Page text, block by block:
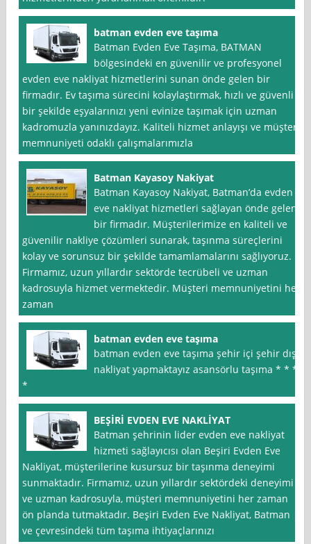
batman evden eve taşıma
Batman Evden Eve Taşıma, BATMAN
bölgesindeki en güvenilir ve profesyonel
evden eve nakliyat hizmetlerini sunan önde gelen bir
firmadır. Ev taşıma sürecini kolaylaştırmak, hızlı ve güvenli
bir şekilde eşyalarınızı yeni evinize taşımak için uzman
kadromuzla yanınızdayız. Kaliteli hizmet anlayışı ve müşteri
memnuniyeti odaklı çalışmalarımızla
Batman Kayasoy Nakiyat
Batman Kayasoy Nakiyat, Batman’da evden
eve nakliyat hizmetleri sağlayan önde gelen
bir firmadır. Müşterilerimize en kaliteli ve
güvenilir nakliye çözümleri sunarak, taşınma süreçlerini
kolay ve sorunsuz bir şekilde tamamlamalarını sağlıyoruz.
Firmamız, uzun yıllardır sektörde tecrübeli ve uzman
kadrosuyla hizmet vermektedir. Müşteri memnuniyetini her
zaman
batman evden eve taşıma
batman evden eve taşıma şehir içi şehir dışı
nakliyat yapmaktayız asansörlu taşıma * * *
*
BEŞİRİ EVDEN EVE NAKLİYAT
Batman şehrinin lider evden eve nakliyat
hizmeti sağlayıcısı olan Beşiri Evden Eve
Nakliyat, müşterilerine kusursuz bir taşınma deneyimi
sunmaktadır. Firmamız, uzun yıllardır sektördeki deneyimi
ve uzman kadrosuyla, müşteri memnuniyetini her zaman
ön planda tutmaktadır. Beşiri Evden Eve Nakliyat, Batman
ve çevresindeki tüm taşıma ihtiyaçlarınızı